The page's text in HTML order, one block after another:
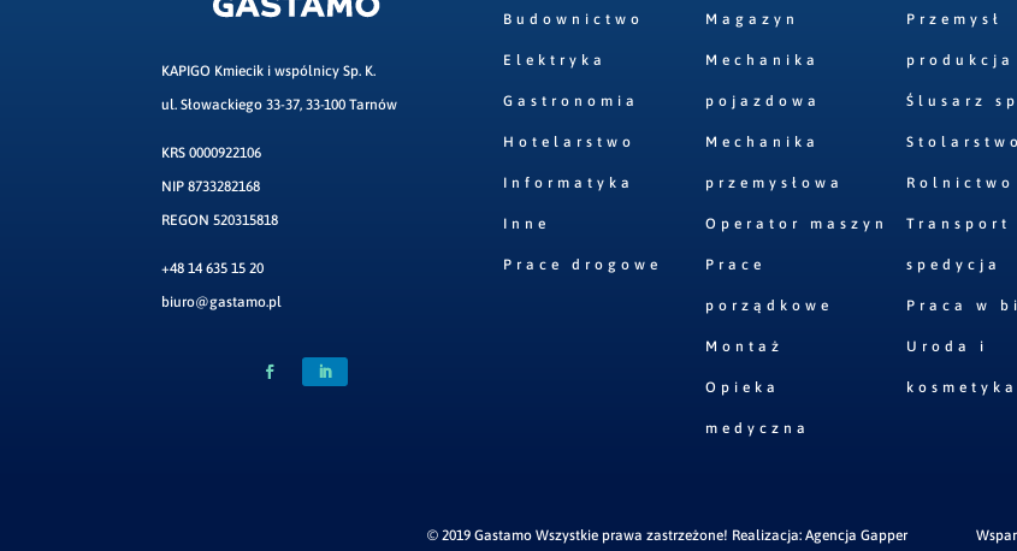
KAPIGO Kmiecik i wspólnicy Sp. K.
ul. Słowackiego 33-37, 33-100 Tarnów
KRS 0000922106
NIP 8733282168
REGON 520315818
+48 14 635 15 20
biuro@gastamo.pl
Budownictwo
Elektryka
Gastronomia
Hotelarstwo
Informatyka
Inne
Prace drogowe
Magazyn
Mechanika
pojazdowa
Mechanika
przemysłowa
Operator maszyn
Prace
porządkowe
Montaż
Opieka
medyczna
Przemysł
produkcja
Ślusarz
Stolarstwo
Rolnictwo
Transport
spedycja
Praca w
Uroda i
kosmetyka
© 2019 Gastamo Wszystkie prawa zastrzeżone! Realizacja: Agencja Gapper